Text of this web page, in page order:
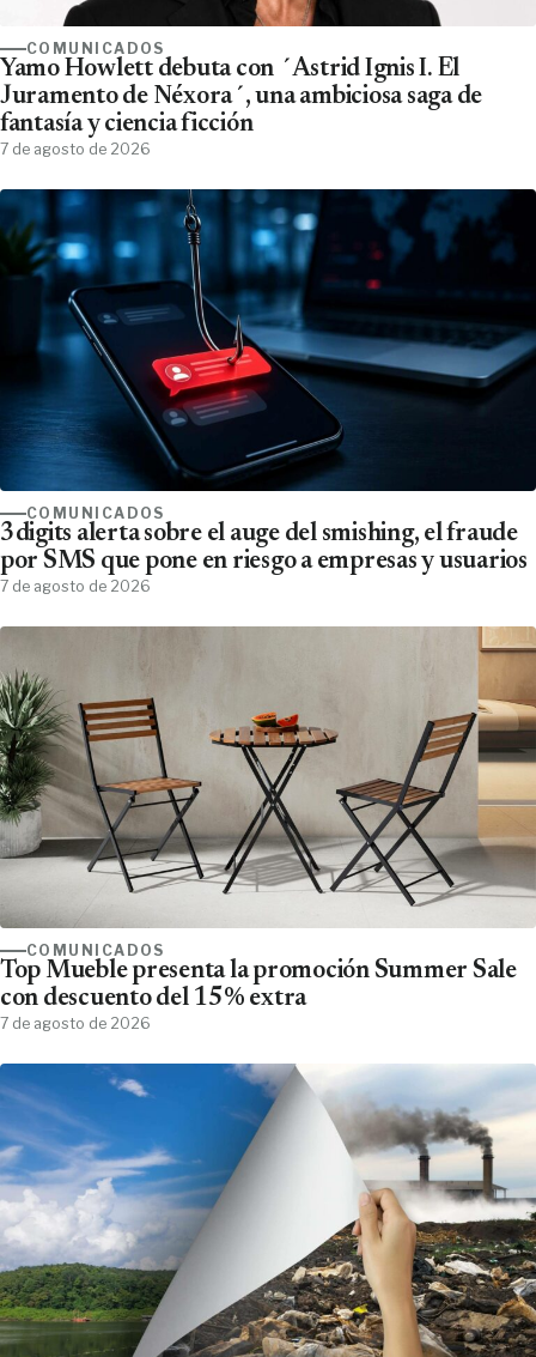
COMUNICADOS
Yamo Howlett debuta con ´Astrid Ignis I. El
Juramento de Néxora´, una ambiciosa saga de
fantasía y ciencia ficción
7 de agosto de 2026
COMUNICADOS
3digits alerta sobre el auge del smishing, el fraude
por SMS que pone en riesgo a empresas y usuarios
7 de agosto de 2026
COMUNICADOS
Top Mueble presenta la promoción Summer Sale
con descuento del 15% extra
7 de agosto de 2026